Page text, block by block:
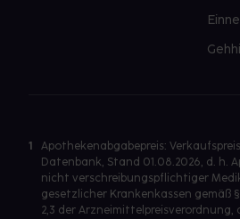
1
Apothekenabgabepreis:
Datenbank, Stand 01.08.2026, d. h.
nicht verschreibungspflichtiger
gesetzlicher Krankenkassen gemäß §
2,3 der Arzneimittelpreisverordnung,